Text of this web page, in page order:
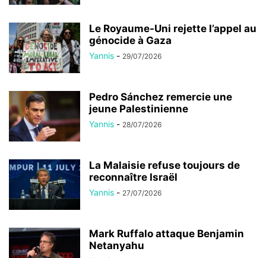
Le Royaume-Uni rejette l’appel au
génocide à Gaza
Yannis - 29/07/2026
Pedro Sánchez remercie une
jeune Palestinienne
Yannis - 28/07/2026
La Malaisie refuse toujours de
reconnaître Israël
Yannis - 27/07/2026
Mark Ruffalo attaque Benjamin
Netanyahu